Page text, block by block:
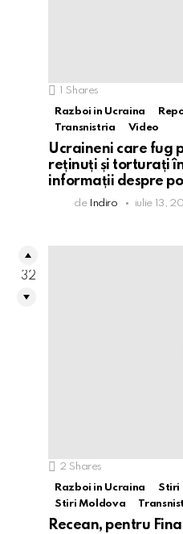
1 Shares
Razboi in Ucraina
Transnistria
Video
Ucraineni care fug
reținuți și torturați
informații despre
de Indiro iulie 13,
2 Shares
Razboi in Ucraina
Stiri
Stiri Moldova
Recean, pentru
32